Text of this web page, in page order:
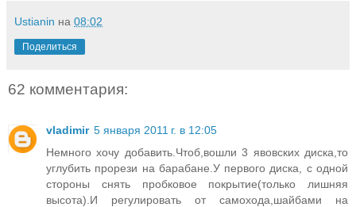
Ustianin на 08:02
Поделиться
62 комментария:
vladimir 5 января 2011 г. в 12:05
Немного хочу добавить.Чтоб,вошли 3 явовских диска,то
углубить прорези на барабане.У первого диска, с одной
стороны снять пробковое покрытие(только лишняя
высота).И регулировать от самохода,шайбами на